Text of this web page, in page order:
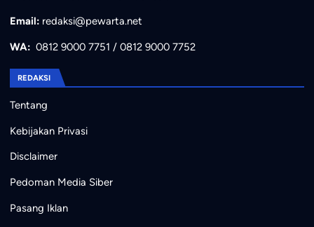
Email: redaksi@pewarta.net
WA: 0812 9000 7751 / 0812 9000 7752
REDAKSI
Tentang
Kebijakan Privasi
Disclaimer
Pedoman Media Siber
Pasang Iklan